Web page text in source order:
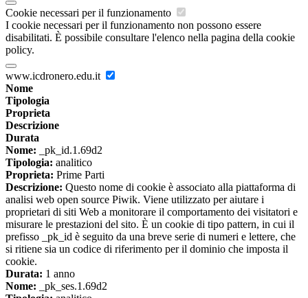
Cookie necessari per il funzionamento
I cookie necessari per il funzionamento non possono essere
disabilitati. È possibile consultare l'elenco nella pagina della cookie
policy.
www.icdronero.edu.it
Nome
Tipologia
Proprieta
Descrizione
Durata
Nome: _pk_id.1.69d2
Tipologia: analitico
Proprieta: Prime Parti
Descrizione: Questo nome di cookie è associato alla piattaforma di
analisi web open source Piwik. Viene utilizzato per aiutare i
proprietari di siti Web a monitorare il comportamento dei visitatori e
misurare le prestazioni del sito. È un cookie di tipo pattern, in cui il
prefisso _pk_id è seguito da una breve serie di numeri e lettere, che
si ritiene sia un codice di riferimento per il dominio che imposta il
cookie.
Durata: 1 anno
Nome: _pk_ses.1.69d2